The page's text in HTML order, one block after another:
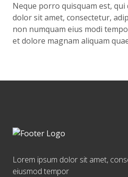
Neque porro quisquam est,
dolor sit amet, consectetur,
non numquam eius modi
et dolore magnam aliquam
Lorem ipsum dolor sit amet,
eiusmod tempor